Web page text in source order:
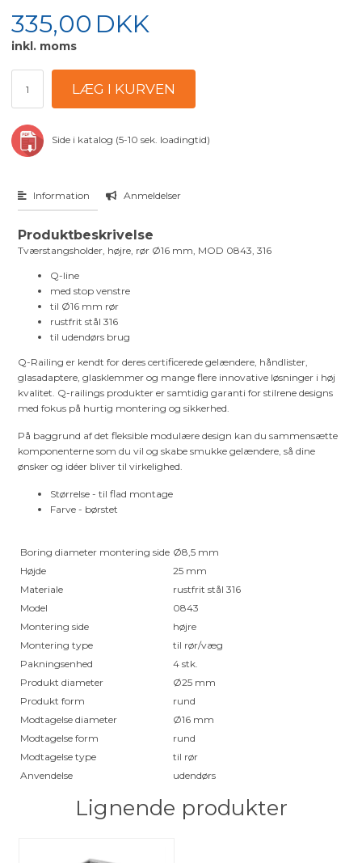
335,00 DKK
inkl. moms
Side i katalog (5-10 sek. loadingtid)
Information Anmeldelser
Produktbeskrivelse
Tværstangsholder, højre, rør Ø16 mm, MOD 0843, 316
Q-line
med stop venstre
til Ø16 mm rør
rustfrit stål 316
til udendørs brug
Q-Railing er kendt for deres certificerede gelændere, håndlister,
glasadaptere, glasklemmer og mange flere innovative løsninger i høj
kvalitet. Q-railings produkter er samtidig garanti for stilrene designs
med fokus på hurtig montering og sikkerhed.
På baggrund af det fleksible modulære design kan du sammensætte
komponenterne som du vil og skabe smukke gelændere, så dine
ønsker og idéer bliver til virkelighed.
Størrelse - til flad montage
Farve - børstet
Boring diameter montering side Ø8,5 mm
Højde
25 mm
Materiale
rustfrit stål 316
Model
0843
Montering side
højre
Montering type
til rør/væg
Pakningsenhed
4 stk.
Produkt diameter
Ø25 mm
Produkt form
rund
Modtagelse diameter
Ø16 mm
Modtagelse form
rund
Modtagelse type
til rør
Anvendelse
udendørs
Lignende produkter